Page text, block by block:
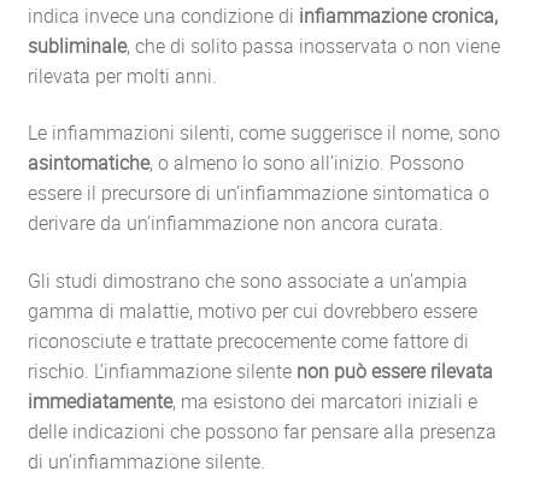
indica invece una condizione di infiammazione cronica,
subliminale, che di solito passa inosservata o non viene
rilevata per molti anni.
Le infiammazioni silenti, come suggerisce il nome, sono
asintomatiche, o almeno lo sono all’inizio. Possono
essere il precursore di un’infiammazione sintomatica o
derivare da un’infiammazione non ancora curata.
Gli studi dimostrano che sono associate a un’ampia
gamma di malattie, motivo per cui dovrebbero essere
riconosciute e trattate precocemente come fattore di
rischio. L’infiammazione silente non può essere rilevata
immediatamente, ma esistono dei marcatori iniziali e
delle indicazioni che possono far pensare alla presenza
di un’infiammazione silente.